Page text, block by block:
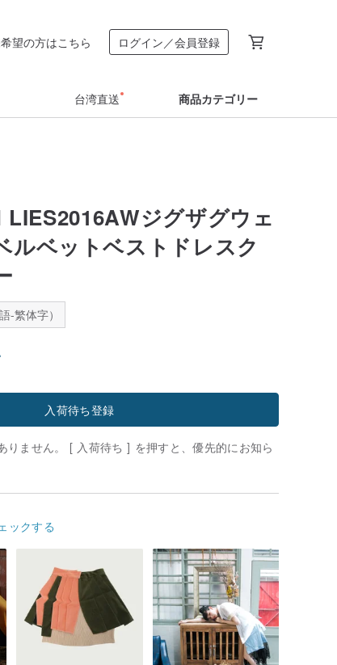
望の方はこちら ログイン／会員登録
台湾直送 商品カテゴリー
LIES2016AWジグザグウェ
ルベットベストドレスク
-繁体字）
入荷待ち登録
りません。 [ 入荷待ち ] を押すと、優先的にお知ら
ックする